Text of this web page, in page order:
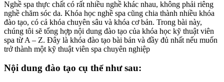
Nghề spa thực chất có rất nhiều nghề khác nhau, không phải riêng
nghề chăm sóc da. Khóa học nghề spa cũng chia thành nhiều khóa
đào tạo, có cả khóa chuyên sâu và khóa cơ bản. Trong bài này,
chúng tôi sẽ tổng hợp nội dung đào tạo của khóa học kỹ thuật viên
spa từ A – Z. Đây là khóa đào tạo bài bản và đầy đủ nhất nếu muốn
trở thành một kỹ thuật viên spa chuyên nghiệp
Nội dung đào tạo cụ thể như sau: